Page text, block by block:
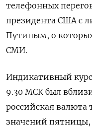
телефонных
президента США с
Путиным, о
СМИ.
Индикативный курс
9.30 МСК был
российская валюта
значений